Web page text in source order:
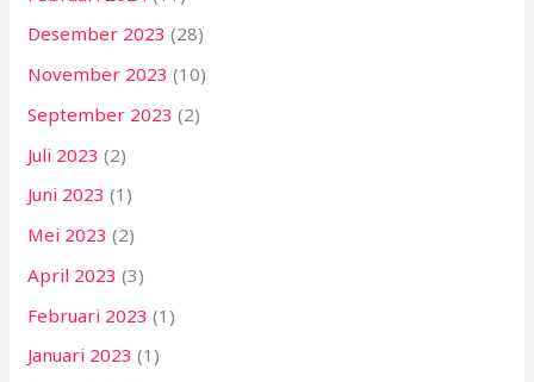
Desember 2023 (28)
November 2023 (10)
September 2023 (2)
Juli 2023 (2)
Juni 2023 (1)
Mei 2023 (2)
April 2023 (3)
Februari 2023 (1)
Januari 2023 (1)